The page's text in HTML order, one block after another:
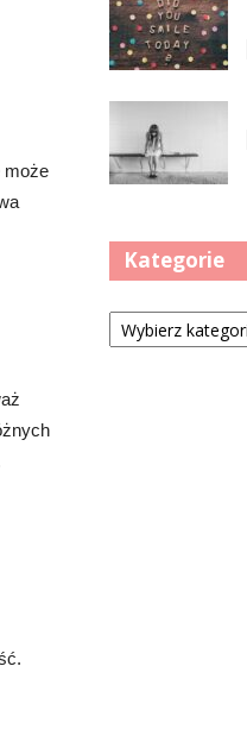
może
Kategorie
Kategorie